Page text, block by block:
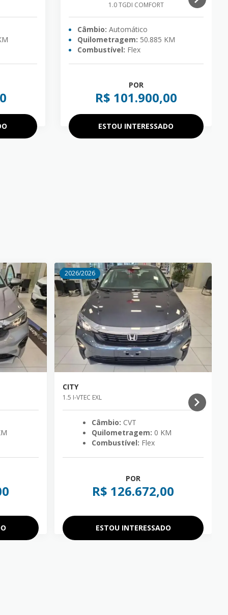
1.0 TGDI COMFORT
Câmbio: Automático
Quilometragem: 50.885 KM
Combustível: Flex
POR
R$ 101.900,00
ESTOU INTERESSADO
2026/2026
CITY
1.5 I-VTEC EXL
Câmbio: CVT
Quilometragem: 0 KM
Combustível: Flex
POR
R$ 126.672,00
ESTOU INTERESSADO